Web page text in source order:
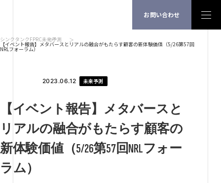
お問い合わせ
シンクタンクFPRC未来予測
【イベント報告】メタバースとリアルの融合がもたらす顧客の新体験価値（5/26第57回
NRLフォーラム）
2023.06.12 未来予測
【イベント報告】メタバースと
リアルの融合がもたらす顧客の
新体験価値（5/26第57回NRLフォー
ラム）